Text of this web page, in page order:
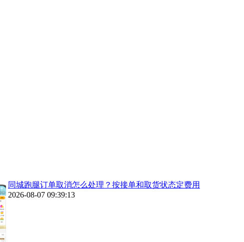
同城跑腿订单取消怎么处理？按接单和取货状态定费用
2026-08-07 09:39:13